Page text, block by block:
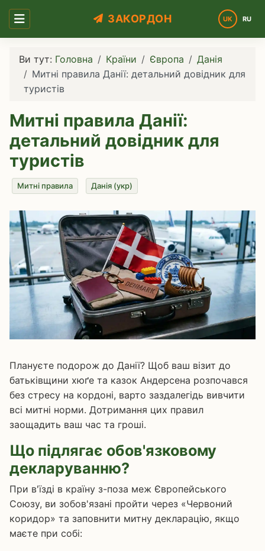
ЗАКОРДОН
Оберіть
UK RU
Ви тут: Головна Країни Європа
Данія
Митні правила Данії: детальний довідник для
туристів
Митні правила Данії:
детальний довідник для
туристів
Митні правила Данія (укр)
Плануєте подорож до Данії? Щоб ваш візит до
батьківщини хюґе та казок Андерсена розпочався
без стресу на кордоні, варто заздалегідь вивчити
всі митні норми. Дотримання цих правил
заощадить ваш час та гроші.
Що підлягає обов'язковому
декларуванню?
При в'їзді в країну з-поза меж Європейського
Союзу, ви зобов'язані пройти через «Червоний
коридор» та заповнити митну декларацію, якщо
маєте при собі: